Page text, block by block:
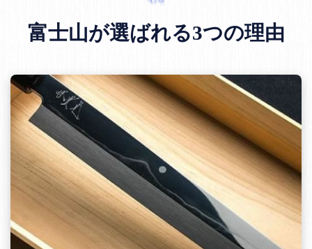
富士山が選ばれる3つの理由